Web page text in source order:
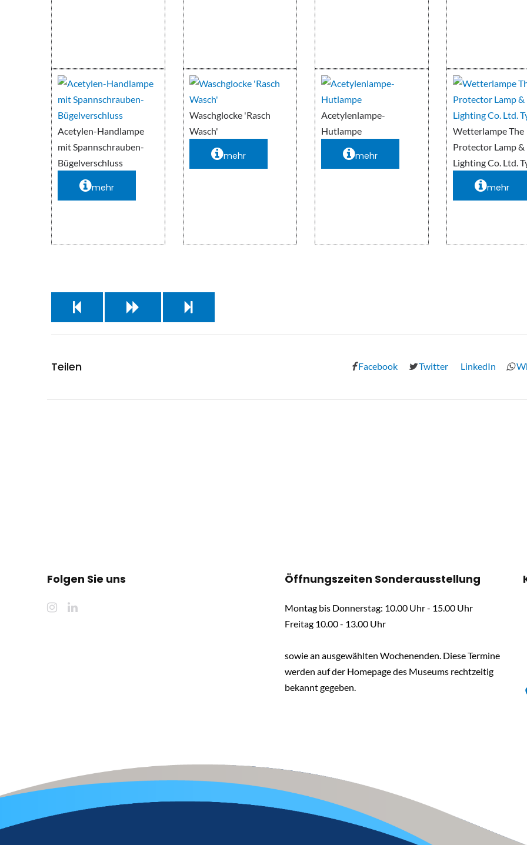
Acetylen-Handlampe
mit Spannschrauben-
Bügelverschluss
mehr
Waschglocke 'Rasch
Wasch'
mehr
Acetylenlampe-
Hutlampe
mehr
Wetterlampe The
Protector Lamp &
Lighting Co. Ltd.
mehr
Teilen Facebook Twitter LinkedIn
Folgen Sie uns Öffnungszeiten Sonderausstellung
Montag bis Donnerstag: 10.00 Uhr - 15.00 Uhr
Freitag 10.00 - 13.00 Uhr
sowie an ausgewählten Wochenenden. Diese Termine
werden auf der Homepage des Museums rechtzeitig
bekannt gegeben.